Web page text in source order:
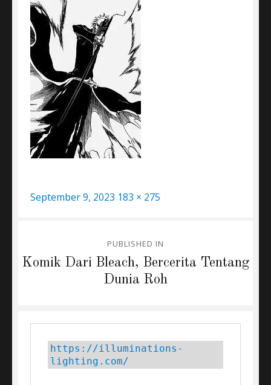
Posted
September 9, 2023 Full
183 × 275
navigation
PUBLISHED IN
Komik Dari Bleach, Bercerita Tentang
Dunia Roh
https://illuminations-
lighting.com/